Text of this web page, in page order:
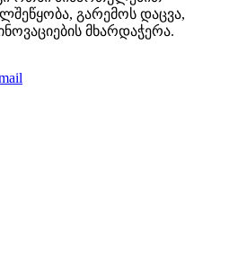
გარემოს დაცვა,
მხარდაჭერა.